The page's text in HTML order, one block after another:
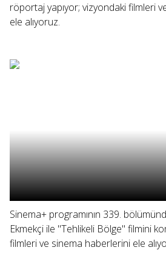
röportaj yapıyor; vizyondaki filmleri
ele alıyoruz.
Sinema+ programının 339.
Ekmekçi ile "Tehlikeli Bölge" filmini
filmleri ve sinema haberlerini ele